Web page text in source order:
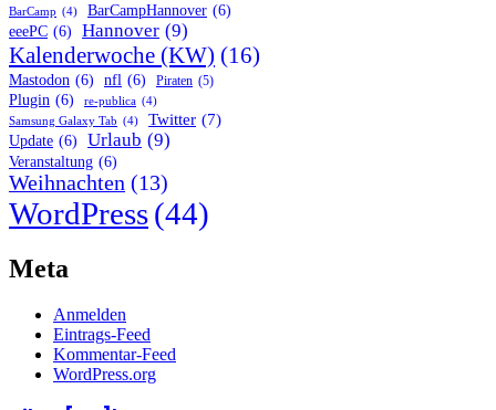
BarCamp (4) BarCampHannover (6)
eeePC (6) Hannover (9)
Kalenderwoche (KW) (16)
Mastodon (6) nfl (6) Piraten (5)
Plugin (6) re-publica (4)
Samsung Galaxy Tab (4) Twitter (7)
Update (6) Urlaub (9)
Veranstaltung (6)
Weihnachten (13)
WordPress(44)
Meta
Anmelden
Eintrags-Feed
Kommentar-Feed
WordPress.org